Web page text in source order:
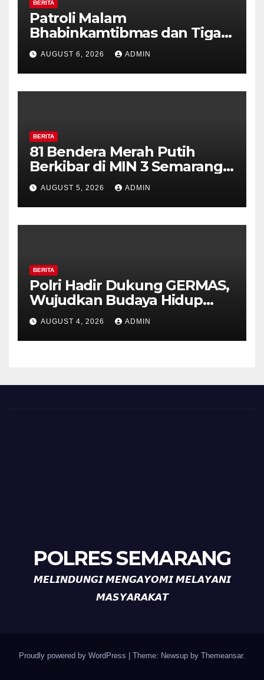
BERITA
Patroli Malam
Bhabinkamtibmas dan Tiga
Pilar Kelurahan Ungaran
Perkuat Kamtibmas, Warga
Diajak Aktifkan Ronda
AUGUST 6, 2026 ADMIN
BERITA
81 Bendera Merah Putih
Berkibar di MIN 3 Semarang,
Bhabinkamtibmas Desa
Timpik Hadiri Peringatan
HUT ke-81 Kemerdekaan RI
AUGUST 5, 2026 ADMIN
BERITA
Polri Hadir Dukung GERMAS,
Wujudkan Budaya Hidup
Sehat di Kecamatan Pabelan
AUGUST 4, 2026 ADMIN
POLRES SEMARANG
𝙈𝙀𝙇𝙄𝙉𝘿𝙐𝙉𝙂𝙄 𝙈𝙀𝙉𝙂𝘼𝙔𝙊𝙈𝙄 𝙈𝙀𝙇𝘼𝙔𝘼𝙉𝙄
𝙈𝘼𝙎𝙔𝘼𝙍𝘼𝙆𝘼𝙏
Proudly powered by WordPress Theme: Newsup by Themeansar.